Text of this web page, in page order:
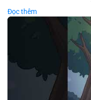
hóa điểm vào lệnh.
🎥 Xem video trực tiếp tại:
Nguồn: Cú Thông Thái
Đọc thêm